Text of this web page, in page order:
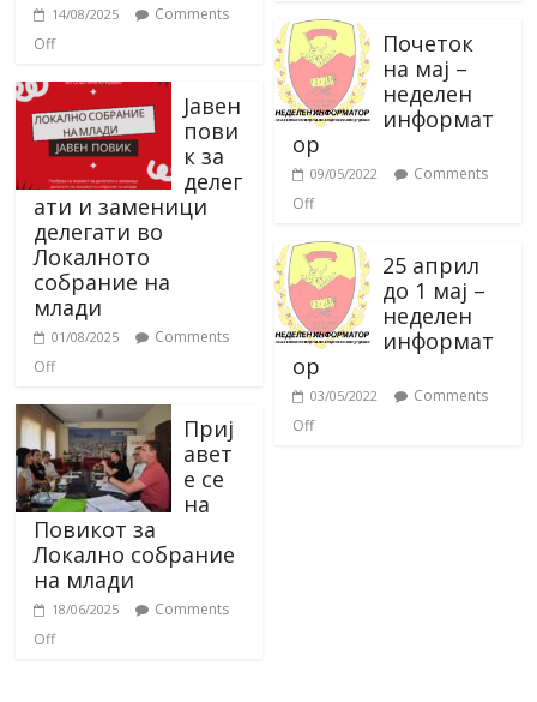
14/08/2025
Comments
Off
Јавен
пови
к за
делег
ати и заменици
делегати во
Локалното
собрание на
млади
01/08/2025
Comments
Off
Приј
авет
е се
на
Повикот за
Локално собрание
на млади
18/06/2025
Comments
Off
Почеток
на мај –
неделен
информат
ор
09/05/2022
Comments
Off
25 април
до 1 мај –
неделен
информат
ор
03/05/2022
Comments
Off